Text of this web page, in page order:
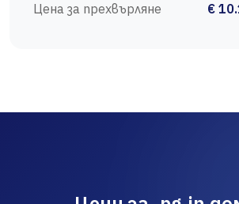
Цена за прехвърляне
€